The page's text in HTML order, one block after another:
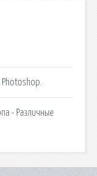
- Различные